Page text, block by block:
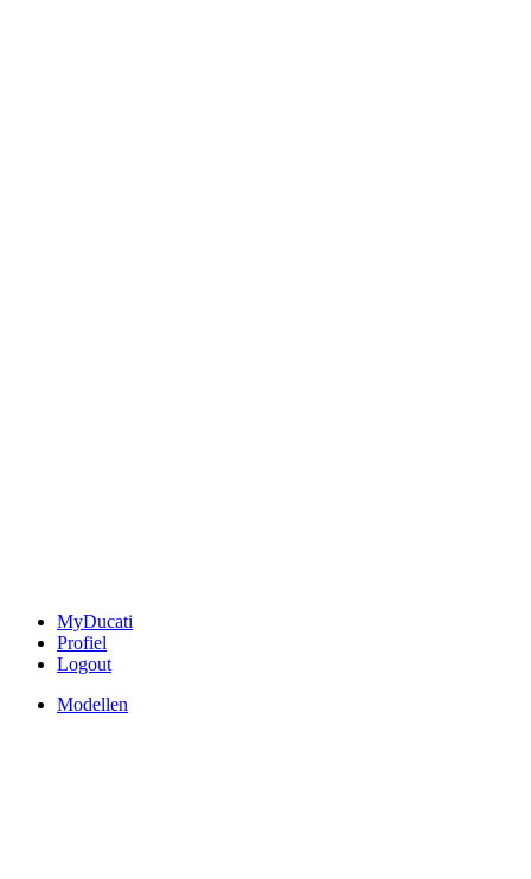
MyDucati
Profiel
Logout
Modellen